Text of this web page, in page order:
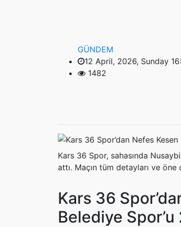
GÜNDEM
12 April, 2026, Sunday
1482
Kars 36 Spor, sahasında
attı. Maçın tüm detayları ve öne
Kars 36
Belediye